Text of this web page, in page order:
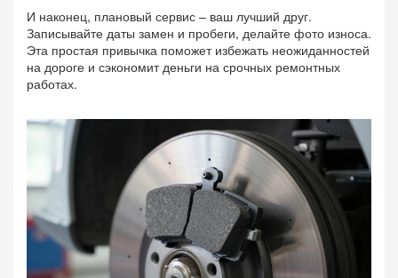
И наконец, плановый сервис – ваш лучший друг.
Записывайте даты замен и пробеги, делайте фото износа.
Эта простая привычка поможет избежать неожиданностей
на дороге и сэкономит деньги на срочных ремонтных
работах.